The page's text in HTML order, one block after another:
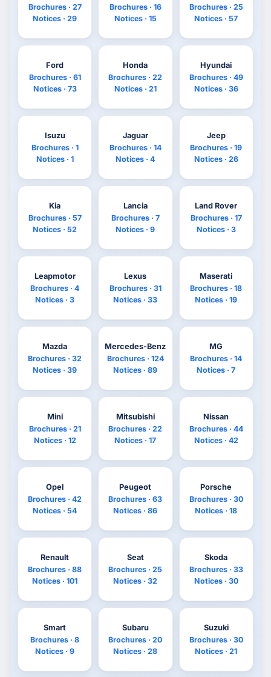
Brochures · 27
Notices · 29
Brochures · 16
Notices · 15
Brochures · 25
Notices · 57
Ford
Brochures · 61
Notices · 73
Honda
Brochures · 22
Notices · 21
Hyundai
Brochures · 49
Notices · 36
Isuzu
Brochures · 1
Notices · 1
Jaguar
Brochures · 14
Notices · 4
Jeep
Brochures · 19
Notices · 26
Kia
Brochures · 57
Notices · 52
Lancia
Brochures · 7
Notices · 9
Land Rover
Brochures · 17
Notices · 3
Leapmotor
Brochures · 4
Notices · 3
Lexus
Brochures · 31
Notices · 33
Maserati
Brochures · 18
Notices · 19
Mazda
Brochures · 32
Notices · 39
Mercedes-Benz
Brochures · 124
Notices · 89
MG
Brochures · 14
Notices · 7
Mini
Brochures · 21
Notices · 12
Mitsubishi
Brochures · 22
Notices · 17
Nissan
Brochures · 44
Notices · 42
Opel
Brochures · 42
Notices · 54
Peugeot
Brochures · 63
Notices · 86
Porsche
Brochures · 30
Notices · 18
Renault
Brochures · 88
Notices · 101
Seat
Brochures · 25
Notices · 32
Skoda
Brochures · 33
Notices · 30
Smart
Brochures · 8
Notices · 9
Subaru
Brochures · 20
Notices · 28
Suzuki
Brochures · 30
Notices · 21